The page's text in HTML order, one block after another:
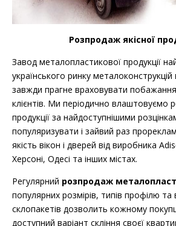
Розпродаж якісної
Завод металопластикової продукції
українського ринку
завжди прагне враховувати побажання
клієнтів. Ми періодично влаштовуємо
продукції за найдоступнішими
популяризувати і зайвий раз
якість вікон і дверей від виробника
Херсоні, Одесі та інших містах.
Регулярний розпродаж
популярних розмірів, типів профілю та
склопакетів дозволить кожному
доступний варіант скління своєї